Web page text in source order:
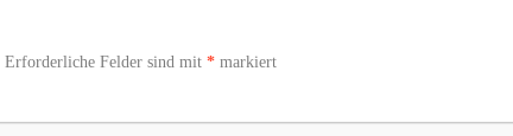
Erforderliche Felder sind mit * markiert